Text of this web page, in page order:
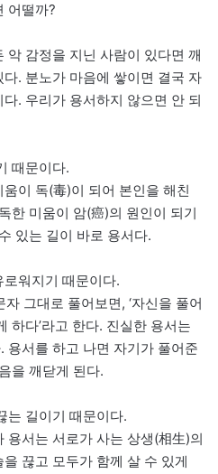
어떨까?
악 감정을 지닌 사람이 있다면 깨
. 분노가 마음에 쌓이면 결국 자
. 우리가 용서하지 않으면 안 되
때문이다.
이 독(毒)이 되어 본인을 해친
한 미움이 암(癌)의 원인이 되기
있는 길이 바로 용서다.
워지기 때문이다.
자 그대로 풀어보면, ‘자신을 풀어
하다’라고 한다. 진실한 용서는
용서를 하고 나면 자기가 풀어준
을 깨닫게 된다.
는 길이기 때문이다.
용서는 서로가 사는 상생(相生)의
끊고 모두가 함께 살 수 있게